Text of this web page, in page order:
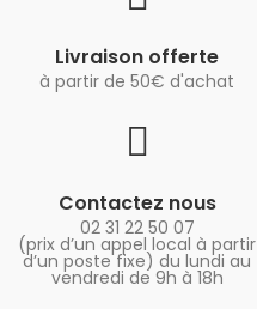
Livraison offerte
à partir de 50€ d'achat
Contactez nous
02 31 22 50 07
(prix d’un appel local à partir
d’un poste fixe) du lundi au
vendredi de 9h à 18h